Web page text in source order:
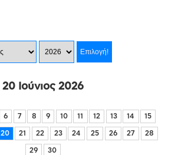
20 Ιούνιος 2026
6 7 8 9 10 11 12 13 14 15
20 21 22 23 24 25 26 27 28
29 30